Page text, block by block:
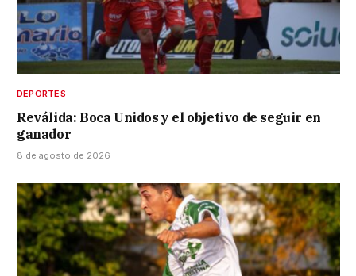
DEPORTES
Reválida: Boca Unidos y el objetivo de seguir en
ganador
8 de agosto de 2026